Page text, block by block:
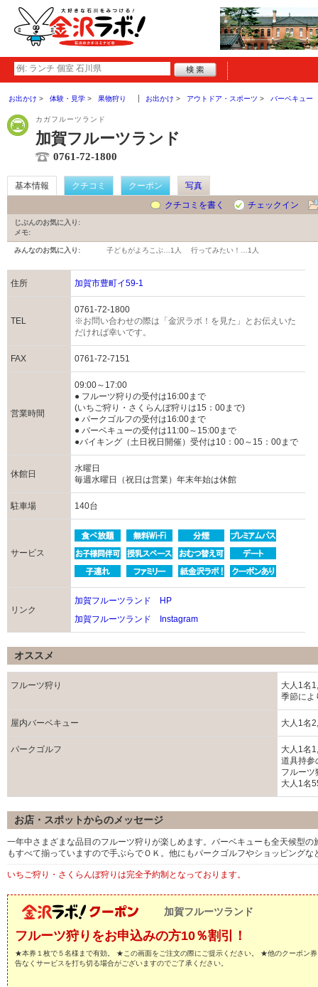
お出かけ 体験・見学 果物狩り お出かけ アウトドア・スポーツ バーベキュー
カガフルーツランド
加賀フルーツランド
0761-72-1800
基本情報 クチコミ クーポン
写真
クチコミを書く
チェックイン
じぶんのお気に入り:
メモ:
みんなのお気に入り: 子どもがよろこぶ… 1人 行ってみたい！… 1人
住所 加賀市豊町イ59-1
TEL
0761-72-1800
※お問い合わせの際は「金沢ラボ！を見た」とお伝えいた
だければ幸いです。
FAX 0761-72-7151
営業時間
09:00～17:00
● フルーツ狩りの受付は16:00まで
(いちご狩り・さくらんぼ狩りは15：00まで)
● パークゴルフの受付は16:00まで
● バーベキューの受付は11:00～15:00まで
●バイキング（土日祝日開催）受付は10：00～15：00まで
休館日
水曜日
毎週水曜日（祝日は営業）年末年始は休館
駐車場 140台
サービス
リンク
加賀フルーツランド HP
加賀フルーツランド Instagram
オススメ
フルーツ狩り
大人1名
季節によ
屋内バーベキュー 大人1名
パークゴルフ
大人1名
道具持参
フルーツ
大人1名
お店・スポットからのメッセージ
一年中さまざまな品目のフルーツ狩りが楽しめます。バーベキューも全天候型
もすべて揃っていますので手ぶらでＯＫ。他にもパークゴルフやショッピング
いちご狩り・さくらんぼ狩りは完全予約制となっております。
加賀フルーツランド
フルーツ狩りをお申込みの方10％割引！
★本券１枚で５名様まで有効。 ★この画面をご注文の際にご提示ください。 ★他のクーポン
告なくサービスを打ち切る場合がございますのでご了承ください。